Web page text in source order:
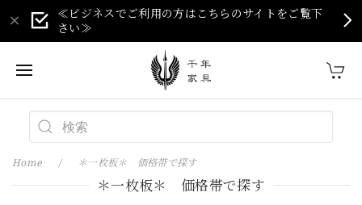
≪ビジネスでご利用の方はこちらのサイトをご覧下
さい≫
Home ＊一枚板＊ 価格帯で探す
＊一枚板＊ 価格帯で探す